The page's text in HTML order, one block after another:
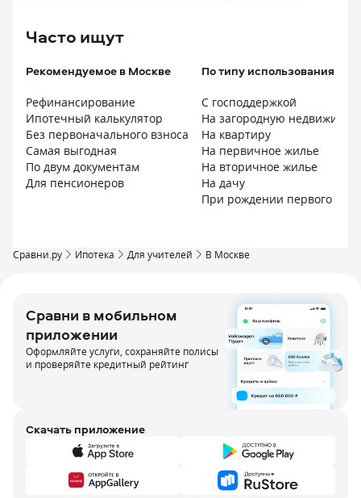
Часто ищут
Рекомендуемое в Москве
Рефинансирование
Ипотечный калькулятор
Без первоначального взноса
Самая выгодная
По двум документам
Для пенсионеров
По типу использования в
С господдержкой
На загородную
На квартиру
На первичное жилье
На вторичное жилье
На дачу
При рождении первого
Сравни.ру Ипотека Для учителей В Москве
Сравни в мобильном
приложении
Оформляйте услуги, сохраняйте полисы
и проверяйте кредитный рейтинг
Скачать приложение